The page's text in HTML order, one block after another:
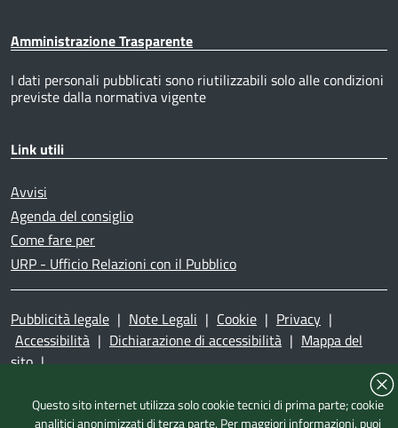
Amministrazione Trasparente
I dati personali pubblicati sono riutilizzabili solo alle condizioni
previste dalla normativa vigente
Link utili
Avvisi
Agenda del consiglio
Come fare per
URP - Ufficio Relazioni con il Pubblico
Pubblicità legale | Note Legali | Cookie | Privacy |
Accessibilità | Dichiarazione di accessibilità | Mappa del
sito |
Questo sito internet utilizza solo cookie tecnici di prima parte; cookie
analitici anonimizzati di terza parte. Per maggiori informazioni, puoi